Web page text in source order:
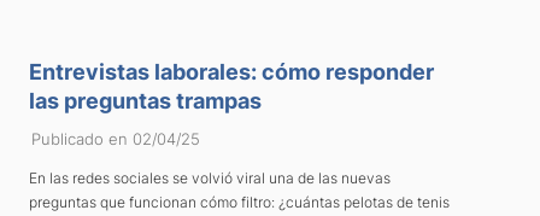
Entrevistas laborales: cómo responder
las preguntas trampas
Publicado en 02/04/25
En las redes sociales se volvió viral una de las nuevas
preguntas que funcionan cómo filtro: ¿cuántas pelotas de tenis